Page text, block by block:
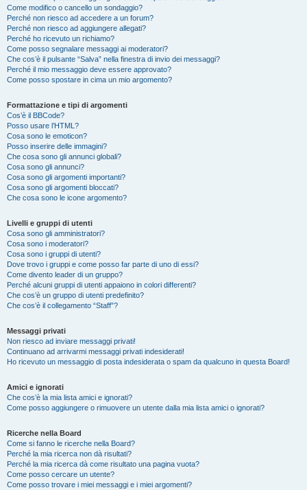
Come modifico o cancello un sondaggio?
Perché non riesco ad accedere a un forum?
Perché non riesco ad aggiungere allegati?
Perché ho ricevuto un richiamo?
Come posso segnalare messaggi ai moderatori?
Che cos’è il pulsante “Salva” nella finestra di invio dei messaggi?
Perché il mio messaggio deve essere approvato?
Come posso spostare in cima un mio argomento?
Formattazione e tipi di argomenti
Cos’è il BBCode?
Posso usare l’HTML?
Cosa sono le emoticon?
Posso inserire delle immagini?
Che cosa sono gli annunci globali?
Cosa sono gli annunci?
Cosa sono gli argomenti importanti?
Cosa sono gli argomenti bloccati?
Che cosa sono le icone argomento?
Livelli e gruppi di utenti
Cosa sono gli amministratori?
Cosa sono i moderatori?
Cosa sono i gruppi di utenti?
Dove trovo i gruppi e come posso far parte di uno di essi?
Come divento leader di un gruppo?
Perché alcuni gruppi di utenti appaiono in colori differenti?
Che cos’è un gruppo di utenti predefinito?
Che cos’è il collegamento “Staff”?
Messaggi privati
Non riesco ad inviare messaggi privati!
Continuano ad arrivarmi messaggi privati indesiderati!
Ho ricevuto un messaggio di posta indesiderata o spam da qualcuno in questa Board!
Amici e ignorati
Che cos’è la mia lista amici e ignorati?
Come posso aggiungere o rimuovere un utente dalla mia lista amici o ignorati?
Ricerche nella Board
Come si fanno le ricerche nella Board?
Perché la mia ricerca non dà risultati?
Perché la mia ricerca dà come risultato una pagina vuota?
Come posso cercare un utente?
Come posso trovare i miei messaggi e i miei argomenti?